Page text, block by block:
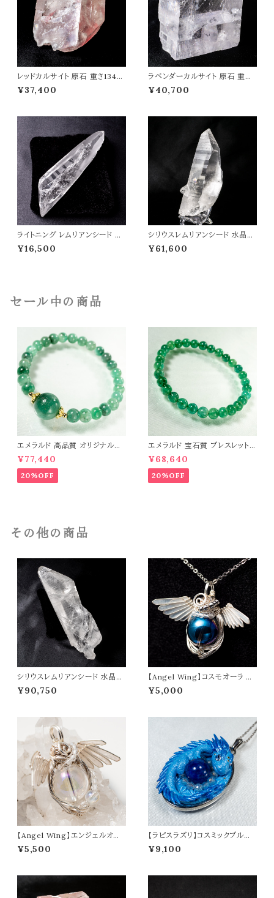
レッドカルサイト 原石 重さ134g
天然石 パワーストーン t0584
¥37,400
ラベンダーカルサイト 原石 重さ3
19g 天然石 パワーストーン t05
83
¥40,700
ライトニング レムリアンシード 水
晶 原石 ポイント 虹入り 35g レ
ムリアン水晶 高品質 パワースト
¥16,500
シリウスレムリアンシード 水晶
原石 ポイント 虹入り レムリアン
水晶 177g ヒーリング 高品質 パ
¥61,600
セール中の商品
エメラルド 高品質 オリジナルデ
ザイン ブレスレット パワーストー
ン 天然石 t0545
¥77,440
20%OFF
エメラルド 宝石質 ブレスレット
パワーストーン 天然石 t0544
¥68,640
20%OFF
その他の商品
シリウスレムリアンシード 水晶
原石 ポイント 虹入り レムリアン
水晶 533g ヒーリング 高品質
¥90,750
【Angel Wing】コスモオーラ ペ
ンダントトップ オリジナルアクセ
サリー 天然石 パワーストーン d
¥5,000
【Angel Wing】エンジェルオー
ラ ペンダントトップ オリジナルア
クセサリー 天然石 パワーストー
¥5,500
【ラピスラズリ】コスミックブルー
ドラゴン ペンダントトップ オリジ
ナルアクセサリー 天然石 パワー
¥9,100